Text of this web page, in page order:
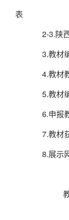
表
2-3.陕
3.教材
4.教材
5.教材
6.申报
7.教材
8.展示